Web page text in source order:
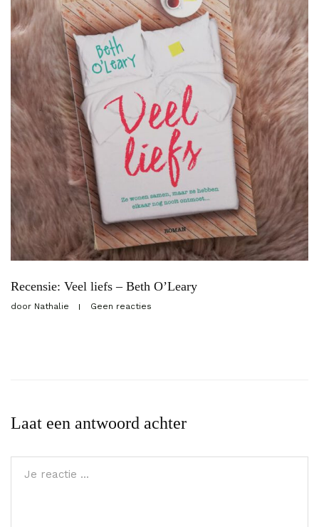
Recensie: Veel liefs – Beth O’Leary
door Nathalie Geen reacties
Laat een antwoord achter